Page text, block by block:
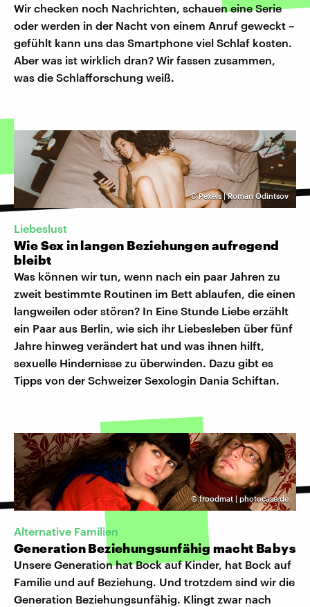
Wir checken noch Nachrichten, schauen eine Serie
oder werden in der Nacht von einem Anruf geweckt –
gefühlt kann uns das Smartphone viel Schlaf kosten.
Aber was ist wirklich dran? Wir fassen zusammen,
was die Schlafforschung weiß.
©Pexels | Roman Odintsov
Liebeslust
Wie Sex in langen Beziehungen aufregend
bleibt
Was können wir tun, wenn nach ein paar Jahren zu
zweit bestimmte Routinen im Bett ablaufen, die einen
langweilen oder stören? In Eine Stunde Liebe erzählt
ein Paar aus Berlin, wie sich ihr Liebesleben über fünf
Jahre hinweg verändert hat und was ihnen hilft,
sexuelle Hindernisse zu überwinden. Dazu gibt es
Tipps von der Schweizer Sexologin Dania Schiftan.
©froodmat | photocase.de
Alternative Familien
Generation Beziehungsunfähig macht Babys
Unsere Generation hat Bock auf Kinder, hat Bock auf
Familie und auf Beziehung. Und trotzdem sind wir die
Generation Beziehungsunfähig. Klingt zwar nach